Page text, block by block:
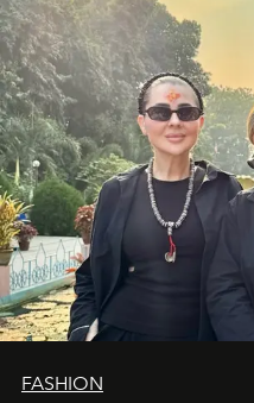
истины превратился в
человеческих кризисов
возрождения.
FASHION